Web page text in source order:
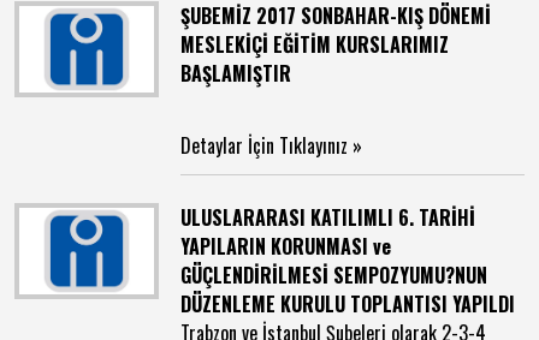
ŞUBEMİZ 2017 SONBAHAR-KIŞ DÖNEMİ
MESLEKİÇİ EĞİTİM KURSLARIMIZ
BAŞLAMIŞTIR
Detaylar İçin Tıklayınız »
ULUSLARARASI KATILIMLI 6. TARİHİ
YAPILARIN KORUNMASI ve
GÜÇLENDİRİLMESİ SEMPOZYUMU?NUN
DÜZENLEME KURULU TOPLANTISI YAPILDI
Trabzon ve İstanbul Şubeleri olarak 2-3-4